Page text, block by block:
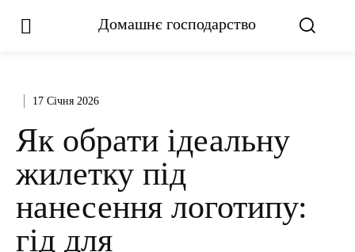
Домашнє господарство
17 Січня 2026
Як обрати ідеальну
жилетку під
нанесення логотипу:
гід для